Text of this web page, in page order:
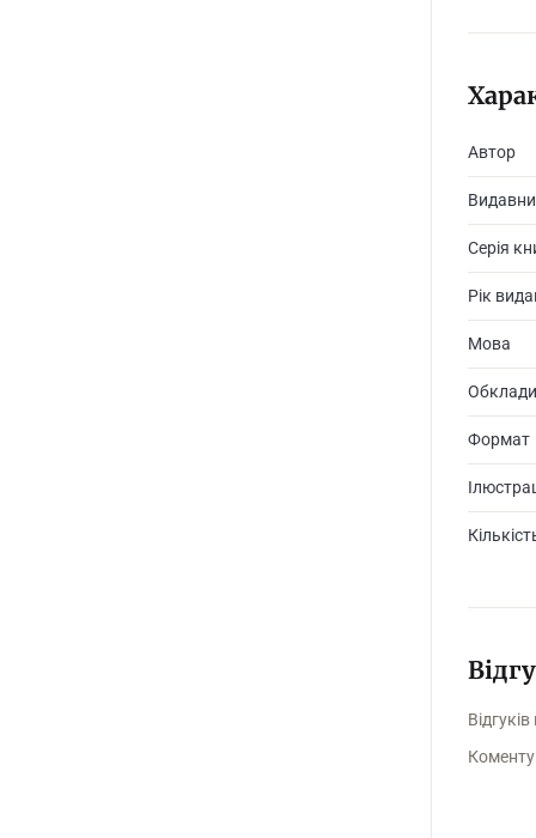
простір.
за
Автор
Серія
Рік
Мова
Формат